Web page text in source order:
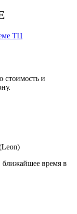
ТЦ
стоимость и
ближайшее время в